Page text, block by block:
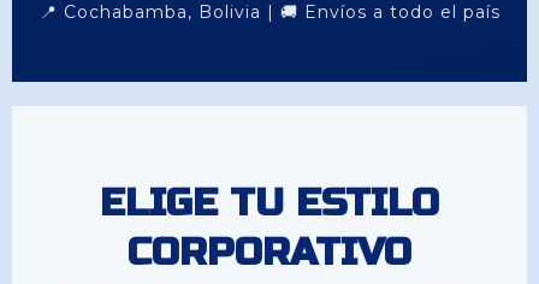
📍 Cochabamba, Bolivia | 🚚 Envíos a todo el país
ELIGE TU ESTILO
CORPORATIVO